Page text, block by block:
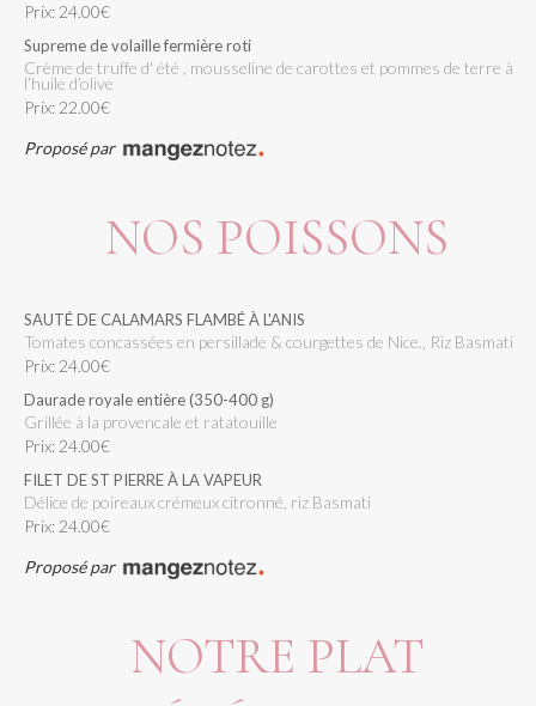
Prix: 24.00€
Supreme de volaille fermière roti
crème de truffe d' été , mousseline de carottes et pommes de terre à
l’huile d’olive
Prix: 22.00€
Proposé par
NOS POISSONS
SAUTÉ DE CALAMARS FLAMBÉ À L'ANIS
tomates concassées en persillade & courgettes de Nice., Riz Basmati
Prix: 24.00€
Daurade royale entière (350-400 g)
grillée à la provencale et ratatouille
Prix: 24.00€
FILET DE ST PIERRE À LA VAPEUR
Délice de poireaux crémeux citronné, riz Basmati
Prix: 24.00€
Proposé par
NOTRE PLAT